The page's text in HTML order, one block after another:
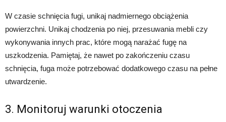
W czasie schnięcia fugi, unikaj nadmiernego obciążenia
powierzchni. Unikaj chodzenia po niej, przesuwania mebli czy
wykonywania innych prac, które mogą narażać fugę na
uszkodzenia. Pamiętaj, że nawet po zakończeniu czasu
schnięcia, fuga może potrzebować dodatkowego czasu na pełne
utwardzenie.
3. Monitoruj warunki otoczenia